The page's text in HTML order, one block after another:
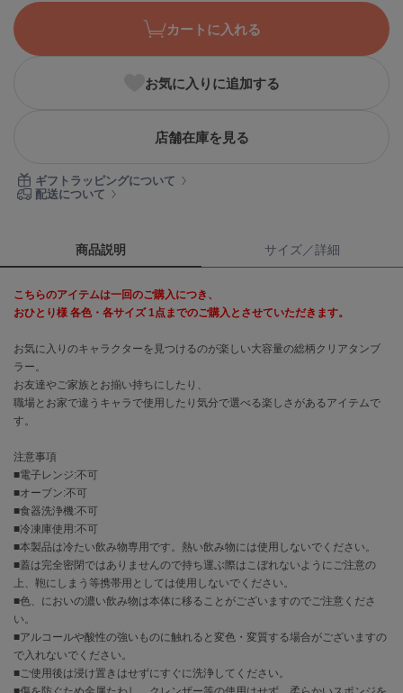
BANDOLIER
バンドリヤー
Barbour
Calvin Klein
セルフォード
célon
セロン
Clarks Premium
CODE A
コードエー
COLE HAAN
コール ハーン
CONVERSE
コンバース
DANSKIN
ダンスキン
EIMY ISTOIRE
エイミー イストワール
カートに入れる
お気に入りに追加する
店舗在庫を見る
ギフトラッピングについて
配送について
商品説明 サイズ／詳細
こちらのアイテムは一回のご購入につき、
おひとり様 各色・各サイズ 1点までのご購入とさせていただきます。
お気に入りのキャラクターを見つけるのが楽しい大容量の総柄クリアタンブ
ラー。
お友達やご家族とお揃い持ちにしたり、
職場とお家で違うキャラで使用したり気分で選べる楽しさがあるアイテムで
す。
注意事項
■電子レンジ:不可
■オーブン:不可
■食器洗浄機:不可
■冷凍庫使用:不可
■本製品は冷たい飲み物専用です。熱い飲み物には使用しないでください。
■蓋は完全密閉ではありませんので持ち運ぶ際はこぼれないようにご注意の
上、鞄にしまう等携帯用としては使用しないでください。
■色、においの濃い飲み物は本体に移ることがございますのでご注意くださ
い。
■アルコールや酸性の強いものに触れると変色・変質する場合がございますの
で入れないでください。
■ご使用後は浸け置きはせずにすぐに洗浄してください。